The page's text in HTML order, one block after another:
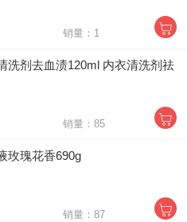
销量：1
洗剂去血渍120ml 内衣清洗剂祛
销量：85
玫瑰花香690g
销量：87